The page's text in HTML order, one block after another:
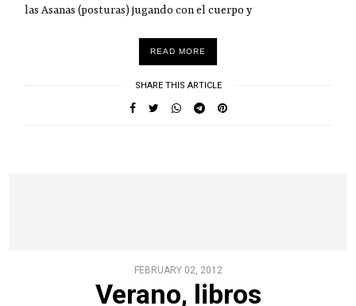
las Asanas (posturas) jugando con el cuerpo y
READ MORE
SHARE THIS ARTICLE
FEBRUARY 02, 2012
Verano, libros